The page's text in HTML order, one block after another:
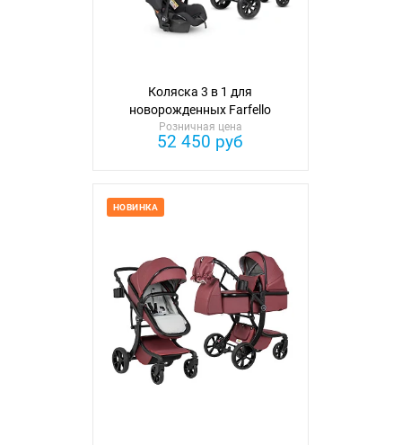
Коляска 3 в 1 для
новорожденных Farfello
Розничная цена
52 450 руб
НОВИНКА